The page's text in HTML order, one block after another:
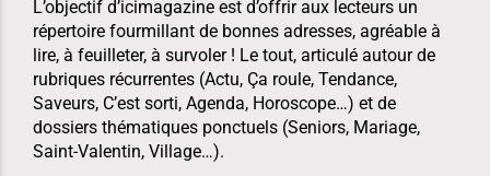
L’objectif d’icimagazine est d’offrir aux lecteurs un
répertoire fourmillant de bonnes adresses, agréable à
lire, à feuilleter, à survoler ! Le tout, articulé autour de
rubriques récurrentes (Actu, Ça roule, Tendance,
Saveurs, C’est sorti, Agenda, Horoscope…) et de
dossiers thématiques ponctuels (Seniors, Mariage,
Saint-Valentin, Village…).